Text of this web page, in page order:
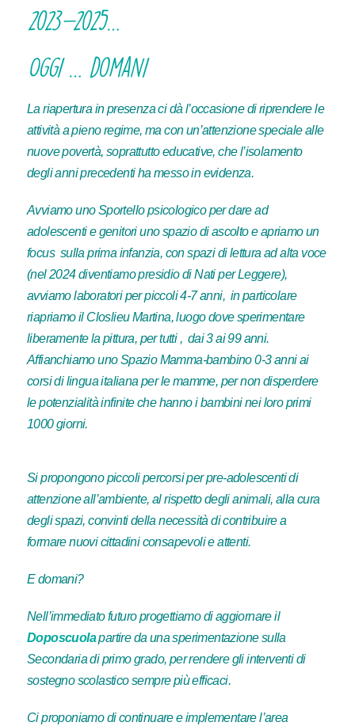
2023-2025…
Oggi … domani
La riapertura in presenza ci dà l’occasione di riprendere le
attività a pieno regime, ma con un’attenzione speciale alle
nuove povertà, soprattutto educative, che l’isolamento
degli anni precedenti ha messo in evidenza.
Avviamo uno Sportello psicologico per dare ad
adolescenti e genitori uno spazio di ascolto e apriamo un
focus sulla prima infanzia, con spazi di lettura ad alta voce
(nel 2024 diventiamo presidio di Nati per Leggere),
avviamo laboratori per piccoli 4-7 anni, in particolare
riapriamo il Closlieu Martina, luogo dove sperimentare
liberamente la pittura, per tutti , dai 3 ai 99 anni.
Affianchiamo uno Spazio Mamma-bambino 0-3 anni ai
corsi di lingua italiana per le mamme, per non disperdere
le potenzialità infinite che hanno i bambini nei loro primi
1000 giorni.
Si propongono piccoli percorsi per pre-adolescenti di
attenzione all’ambiente, al rispetto degli animali, alla cura
degli spazi, convinti della necessità di contribuire a
formare nuovi cittadini consapevoli e attenti.
E domani?
Nell’immediato futuro progettiamo di aggiornare il
Doposcuolapartire da una sperimentazione sulla
Secondaria di primo grado, per rendere gli interventi di
sostegno scolastico sempre più efficaci.
Ci proponiamo di continuare e implementare l’area